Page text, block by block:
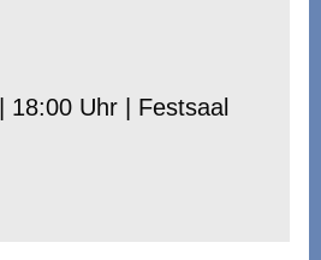
18:00 Uhr | Festsaal